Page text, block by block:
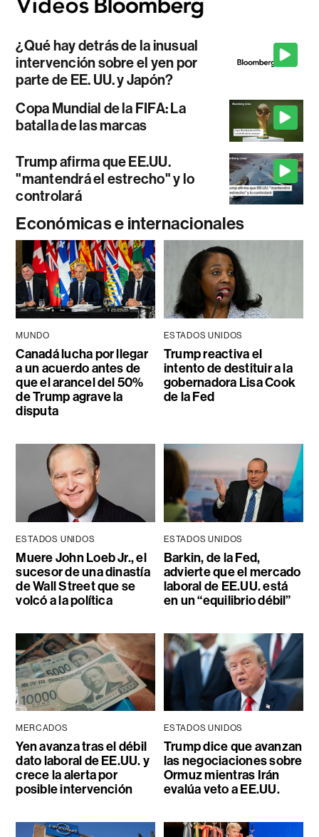
¿Qué hay detrás de la inusual
intervención sobre el yen por
parte de EE. UU. y Japón?
Copa Mundial de la FIFA: La
batalla de las marcas
Trump afirma que EE.UU.
"mantendrá el estrecho" y lo
controlará
Económicas e internacionales
MUNDO
Canadá lucha por llegar
a un acuerdo antes de
que el arancel del 50%
de Trump agrave la
disputa
ESTADOS UNIDOS
Trump reactiva el
intento de destituir a la
gobernadora Lisa Cook
de la Fed
ESTADOS UNIDOS
Muere John Loeb Jr., el
sucesor de una dinastía
de Wall Street que se
volcó a la política
ESTADOS UNIDOS
Barkin, de la Fed,
advierte que el mercado
laboral de EE.UU. está
en un “equilibrio débil”
MERCADOS
Yen avanza tras el débil
dato laboral de EE.UU. y
crece la alerta por
posible intervención
ESTADOS UNIDOS
Trump dice que avanzan
las negociaciones sobre
Ormuz mientras Irán
evalúa veto a EE.UU.